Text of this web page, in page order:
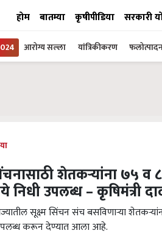
होम बातम्या कृषीपीडिया सरकारी
आरोग्य सल्ला यांत्रिकीकरण
शेतकऱ्यांना ७५ व
निधी उपलब्ध – कृषिमंत्री
सूक्ष्म सिंचन संच बसविणाऱ्या
करून देण्यात आला आहे.